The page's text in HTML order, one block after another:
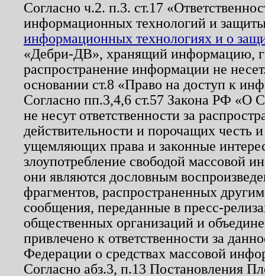
Согласно ч.2. п.3. ст.17
информационных технологий и
информационных технологиях и о
«Дебри-ДВ», хранящий информацию,
распространение информации не
основании ст.8 «Право на доступ к
Согласно пп.3,4,6 ст.57 Закона РФ «О
не несут ответственности за
действительности и порочащих честь
ущемляющих права и законные
злоупотребление свободой массовой
они являются дословным
фрагментов, распространенных
сообщения, переданные в пресс-
общественных организаций и
привлечено к ответственности за
Федерации о средствах массовой
Согласно абз.3, п.13 Постановления